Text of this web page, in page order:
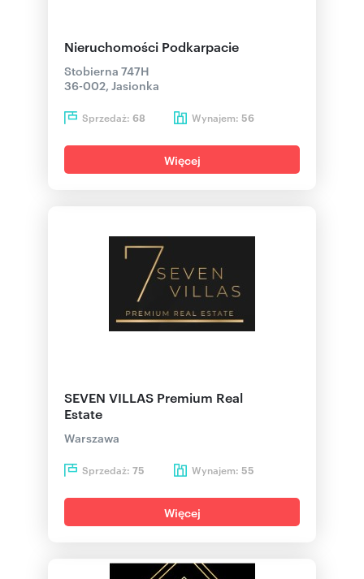
Nieruchomości Podkarpacie
Stobierna 747H
36-002, Jasionka
Sprzedaż: 68 Wynajem: 56
Więcej
SEVEN VILLAS Premium Real
Estate
Warszawa
Sprzedaż: 75 Wynajem: 55
Więcej